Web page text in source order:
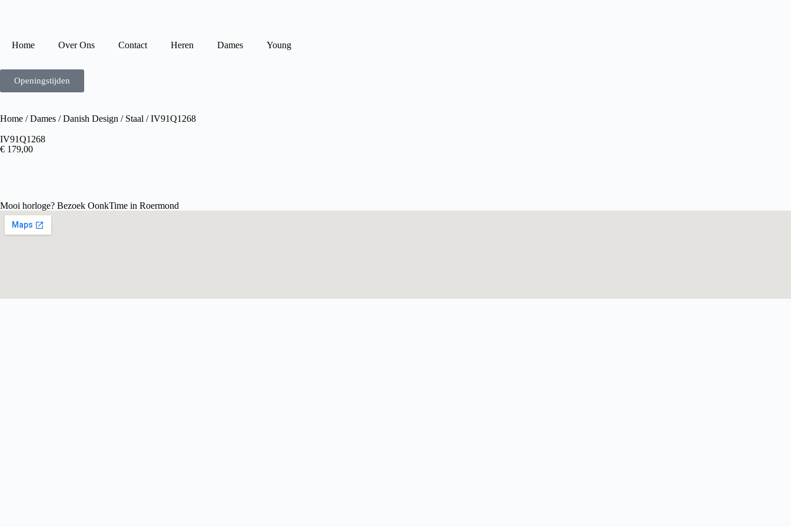
Home Over Ons Contact Heren Dames Young
Openingstijden
Home /Dames /Danish Design / Staal / IV91Q1268
IV91Q1268
€ 179,00
Mooi horloge? Bezoek OonkTime in Roermond